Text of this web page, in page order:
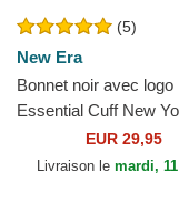
(5)
New Era
Bonnet noir avec logo
Essential Cuff New
Yankees MLB New Era
EUR 29,95
Livraison le mardi,